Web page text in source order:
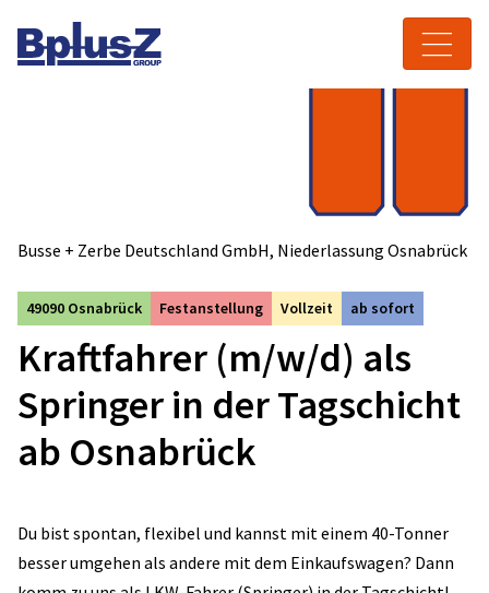
Toggle navigation
Busse + Zerbe Deutschland GmbH, Niederlassung Osnabrück
49090 Osnabrück Festanstellung Vollzeit ab sofort
Kraftfahrer (m/w/d) als
Springer in der Tagschicht
ab Osnabrück
Du bist spontan, flexibel und kannst mit einem 40-Tonner
besser umgehen als andere mit dem Einkaufswagen? Dann